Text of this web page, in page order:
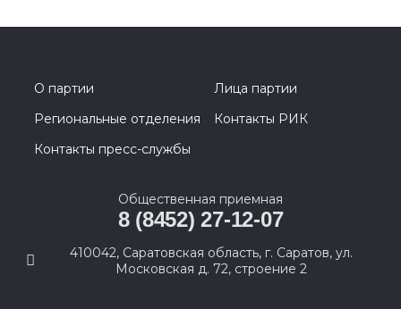
О партии
Лица партии
Региональные отделения
Контакты РИК
Контакты пресс-службы
Общественная приемная
8 (8452) 27-12-07
410042, Саратовская область, г. Саратов, ул.
Московская д. 72, строение 2